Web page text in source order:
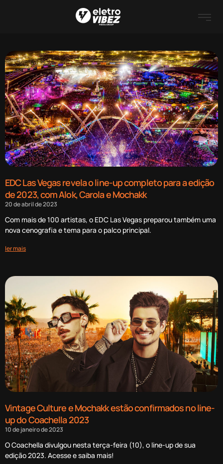
EDC Las Vegas revela o line-up completo para a edição
de 2023, com Alok, Carola e Mochakk
20 de abril de 2023
Com mais de 100 artistas, o EDC Las Vegas preparou também uma
nova cenografia e tema para o palco principal.
ler mais
Vintage Culture e Mochakk estão confirmados no line-
up do Coachella 2023
10 de janeiro de 2023
O Coachella divulgou nesta terça-feira (10), o line-up de sua
edição 2023. Acesse e saiba mais!